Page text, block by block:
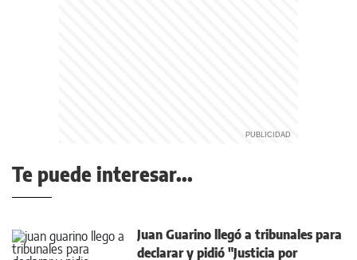
Te puede interesar...
Juan Guarino llegó a tribunales para
declarar y pidió "Justicia por